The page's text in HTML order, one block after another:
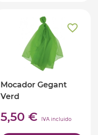
Mocador Gegant
Verd
5,50 € IVA incluido